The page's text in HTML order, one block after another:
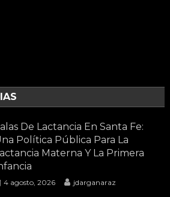
De Lactancia En Santa Fe:
Política Pública Para La
Materna Y La Primera
4 agosto, 2026 jdarganaraz